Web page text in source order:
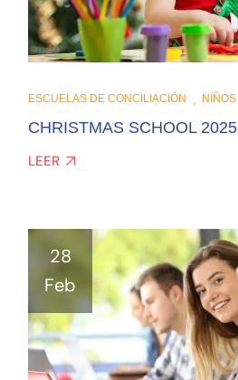
ESCUELAS DE CONCILIACIÓN NIÑOS
CHRISTMAS SCHOOL 2025
LEER
28
Feb